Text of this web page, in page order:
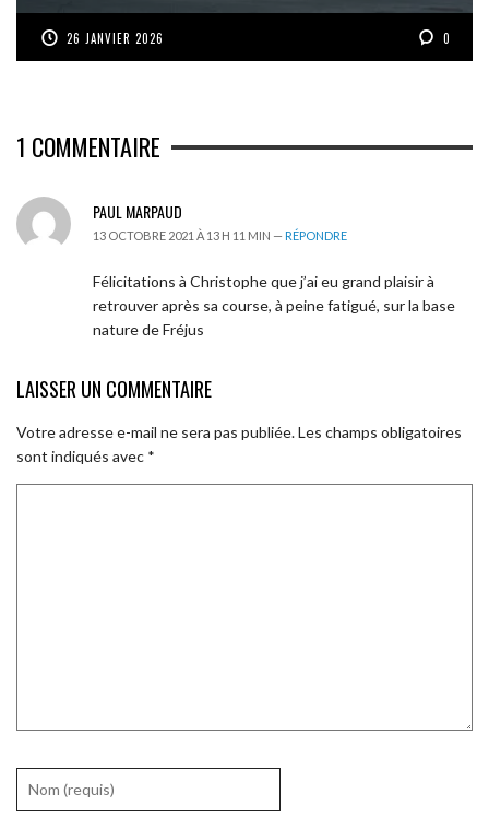
26 JANVIER 2026 0
1 COMMENTAIRE
PAUL MARPAUD
13 OCTOBRE 2021 À 13 H 11 MIN — RÉPONDRE
Félicitations à Christophe que j’ai eu grand plaisir à
retrouver après sa course, à peine fatigué, sur la base
nature de Fréjus
LAISSER UN COMMENTAIRE
Votre adresse e-mail ne sera pas publiée.Les champs obligatoires
sont indiqués avec *